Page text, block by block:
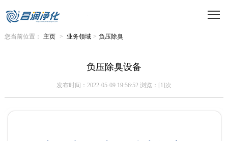
您当前位置： 主页 > 业务领域 > 负压除臭
负压除臭设备
发布时间：2022-05-09 19:56:52 浏览：[1]次